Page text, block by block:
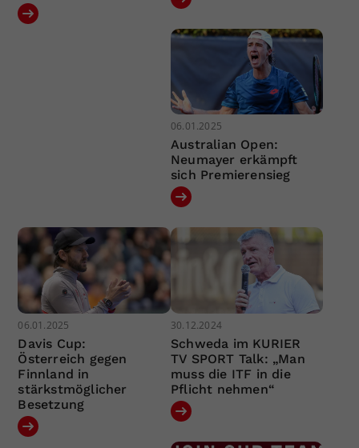
06.01.2025
Australian Open:
Neumayer erkämpft
sich Premierensieg
06.01.2025
Davis Cup:
Österreich gegen
Finnland in
stärkstmöglicher
Besetzung
30.12.2024
Schweda im KURIER
TV SPORT Talk: „Man
muss die ITF in die
Pflicht nehmen“